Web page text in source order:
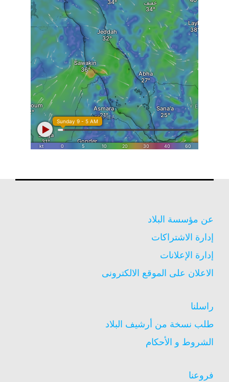
عن مؤسسة البلاد
إدارة الاشتراكات
إدارة الإعلانات
الاعلان على الموقع الالكترونى
راسلنا
طلب نسخة من أرشيف البلاد
الشروط و الأحكام
فروعنا